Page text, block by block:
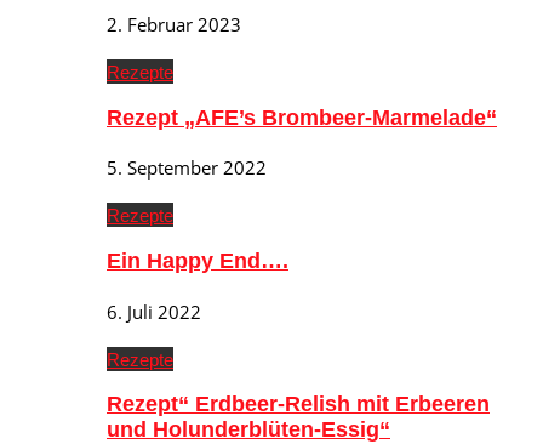
2. Februar 2023
Rezepte
Rezept „AFE’s Brombeer-Marmelade“
5. September 2022
Rezepte
Ein Happy End….
6. Juli 2022
Rezepte
Rezept“ Erdbeer-Relish mit Erbeeren
und Holunderblüten-Essig“